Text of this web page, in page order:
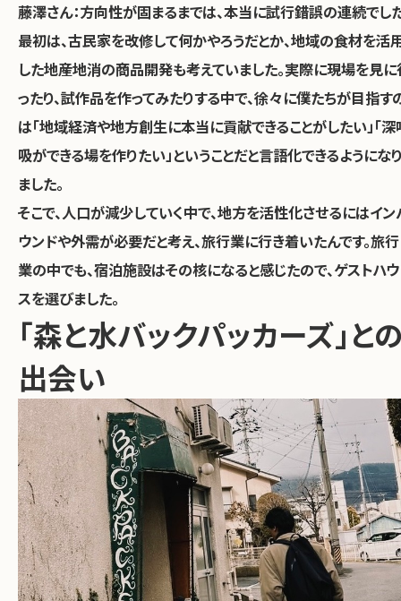
藤澤さん：方向性が固まるまでは、本当に試行錯誤の連続でし
最初は、古民家を改修して何かやろうだとか、地域の食材を活
した地産地消の商品開発も考えていました。実際に現場を見
ったり、試作品を作ってみたりする中で、徐々に僕たちが目指す
は「地域経済や地方創生に本当に貢献できることがしたい」「深
吸ができる場を作りたい」ということだと言語化できるようにな
ました。
そこで、人口が減少していく中で、地方を活性化させるにはイン
ウンドや外需が必要だと考え、旅行業に行き着いたんです。旅行
業の中でも、宿泊施設はその核になると感じたので、ゲストハウ
スを選びました。
「森と水バックパッカーズ」と
出会い